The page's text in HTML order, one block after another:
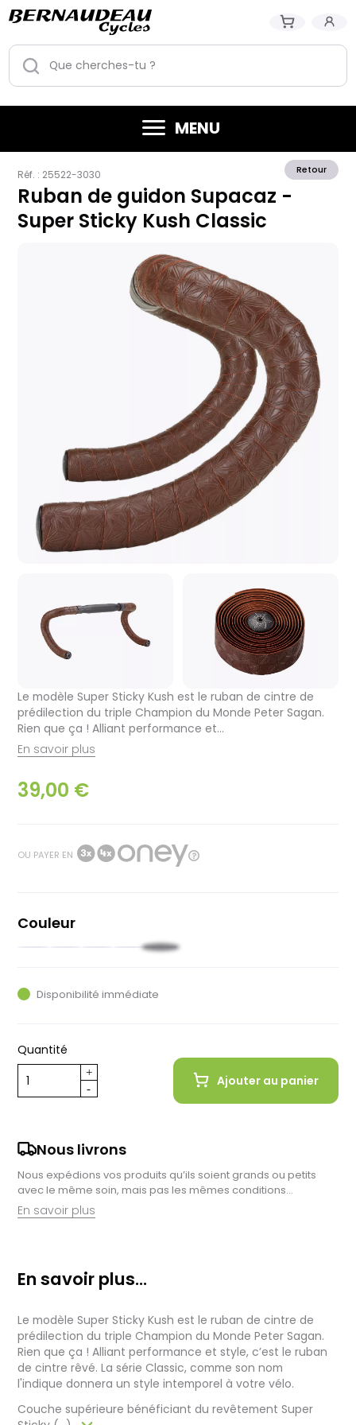
MENU
Retour
Réf. : 25522-3030
Ruban de guidon Supacaz -
Super Sticky Kush Classic
Le modèle Super Sticky Kush est le ruban de cintre de
prédilection du triple Champion du Monde Peter Sagan.
Rien que ça ! Alliant performance et...
En savoir plus
39,00 €
OU PAYER EN
Couleur
Brune
Disponibilité immédiate
Quantité
Ajouter au panier
Nous livrons
Nous expédions vos produits qu’ils soient grands ou petits
avec le même soin, mais pas les mêmes conditions…
En savoir plus
achats à domicile, mais il est encore plus gratifiant de vous
accueillir en magasin. Commandez en ligne et récupérez vos
Pensez à préciser le lieu de retrait lors de votre commande,
et nous vous informerons dès que vos articles seront prêts à
être récupérés.
Livraison de vélos complets :
Après des réglages minutieux effectués par nos techniciens,
votre vélo est soigneusement emballé dans un carton conçu
pour faciliter sa réception.
En savoir plus...
Le modèle Super Sticky Kush est le ruban de cintre de
prédilection du triple Champion du Monde Peter Sagan.
Rien que ça ! Alliant performance et style, c’est le ruban
de cintre rêvé. La série Classic, comme son nom
l'indique donnera un style intemporel à votre vélo.
Couche supérieure bénéficiant du revêtement Super